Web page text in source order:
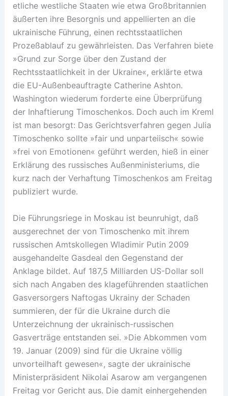
etliche westliche Staaten wie etwa Großbritannien
äußerten ihre Besorgnis und appellierten an die
ukrainische Führung, einen rechtsstaatlichen
Prozeßablauf zu gewährleisten. Das Verfahren biete
»Grund zur Sorge über den Zustand der
Rechtsstaatlichkeit in der Ukraine«, erklärte etwa
die EU-Außenbeauftragte Catherine Ashton.
Washington wiederum forderte eine Überprüfung
der Inhaftierung Timoschenkos. Doch auch im Kreml
ist man besorgt: Das Gerichtsverfahren gegen Julia
Timoschenko sollte »fair und unparteiisch« sowie
»frei von Emotionen« geführt werden, hieß in einer
Erklärung des russisches Außenministeriums, die
kurz nach der Verhaftung Timoschenkos am Freitag
publiziert wurde.
Die Führungsriege in Moskau ist beunruhigt, daß
ausgerechnet der von Timoschenko mit ihrem
russischen Amtskollegen Wladimir Putin 2009
ausgehandelte Gasdeal den Gegenstand der
Anklage bildet. Auf 187,5 Milliarden US-Dollar soll
sich nach Angaben des klageführenden staatlichen
Gasversorgers Naftogas Ukrainy der Schaden
summieren, der für die Ukraine durch die
Unterzeichnung der ukrainisch-russischen
Gasverträge entstanden sei. »Die Abkommen vom
19. Januar (2009) sind für die Ukraine völlig
unvorteilhaft gewesen«, sagte der ukrainische
Ministerpräsident Nikolai Asarow am vergangenen
Freitag vor Gericht aus. Die damit einhergehenden